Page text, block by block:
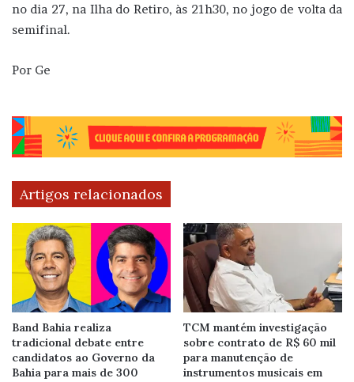
no dia 27, na Ilha do Retiro, às 21h30, no jogo de volta da
semifinal.
Por Ge
Artigos relacionados
Band Bahia realiza
tradicional debate entre
candidatos ao Governo da
Bahia para mais de 300
TCM mantém investigação
sobre contrato de R$ 60 mil
para manutenção de
instrumentos musicais em